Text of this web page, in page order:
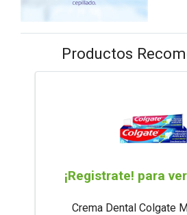
Productos
¡Registrate! para
Crema Dental Colgate